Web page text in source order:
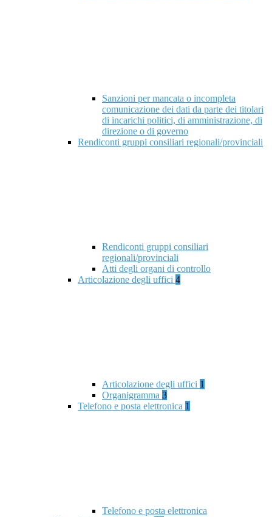
Sanzioni per mancata o incompleta
comunicazione dei dati da parte dei titolari
di incarichi politici, di amministrazione, di
direzione o di governo
Rendiconti gruppi consiliari regionali/provinciali
Rendiconti gruppi consiliari
regionali/provinciali
Atti degli organi di controllo
Articolazione degli uffici 4
Articolazione degli uffici 1
Organigramma 3
Telefono e posta elettronica 1
Telefono e posta elettronica